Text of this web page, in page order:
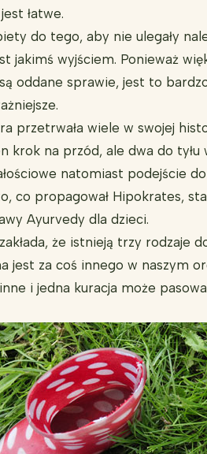
łatwe.
do tego, aby nie ulegały
jakimś wyjściem. Ponieważ
oddane sprawie, jest to
przetrwała wiele w swojej
krok na przód, ale dwa do
natomiast podejście
co propagował Hipokrates,
Ayurvedy dla dzieci.
że istnieją trzy rodzaje
jest za coś innego w naszym
i jedna kuracja może